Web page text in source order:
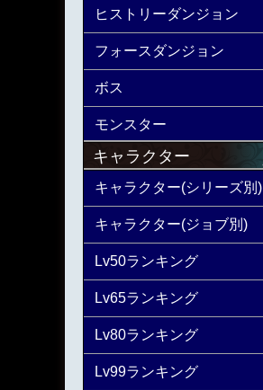
ヒストリーダンジョン
フォースダンジョン
ボス
モンスター
キャラクター
キャラクター(シリーズ別)
キャラクター(ジョブ別)
Lv50ランキング
Lv65ランキング
Lv80ランキング
Lv99ランキング